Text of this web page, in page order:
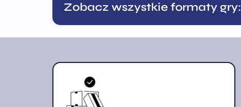
Zobacz wszystkie formaty gry: